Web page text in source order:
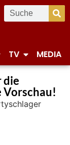
TV MEDIA
die
Vorschau!